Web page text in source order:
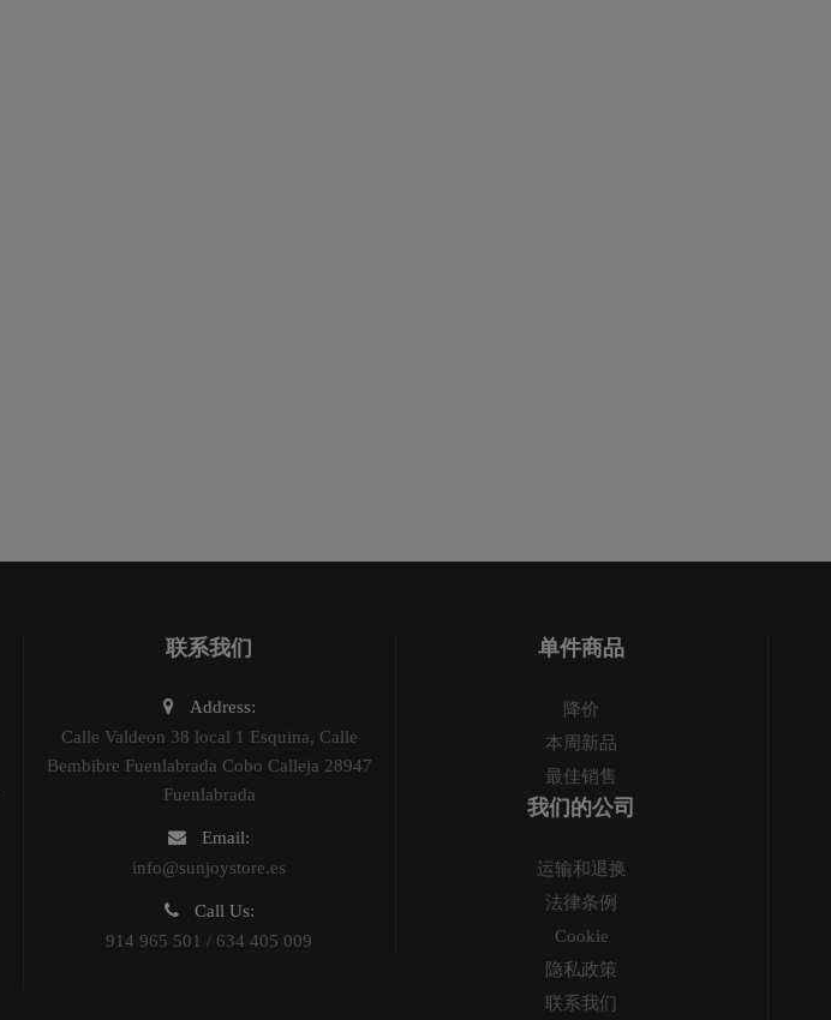
联系我们
Address:
Calle Valdeon 38 local 1 Esquina, Calle
Bembibre Fuenlabrada Cobo Calleja 28947
Fuenlabrada
Email:
info@sunjoystore.es
Call Us:
914 965 501 / 634 405 009
单件商品
降价
本周新品
最佳销售
我们的公司
运输和退换
法律条例
Cookie
隐私政策
联系我们